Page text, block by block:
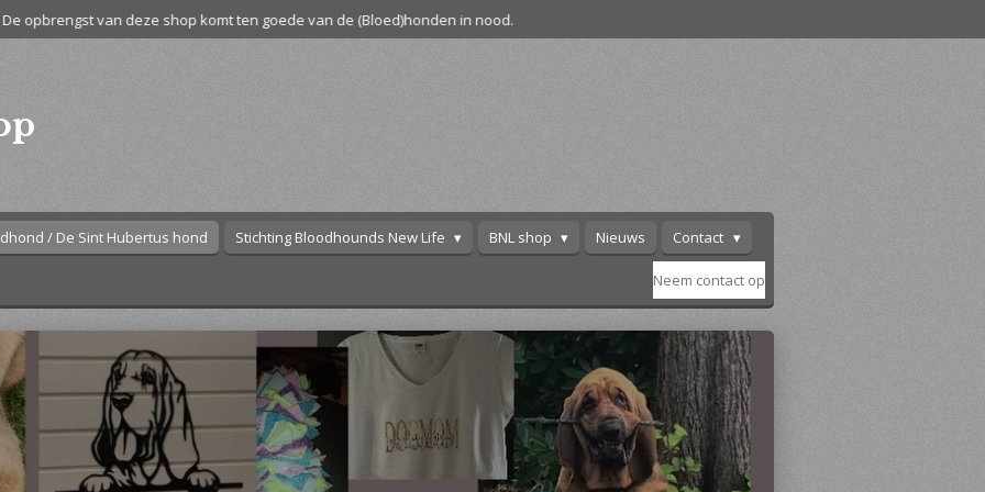
De opbrengst van deze shop komt ten goede van de (Bloed)honden in nood.
/ De Sint Hubertus hond Stichting Bloodhounds New Life BNL shop Nieuws
Contact
Neem contact op